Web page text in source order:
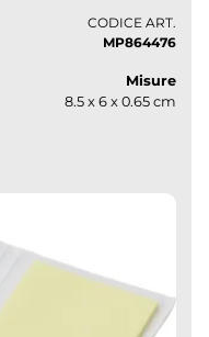
CODICE ART.
MP864476
Misure
8.5 x 6 x 0.65 cm